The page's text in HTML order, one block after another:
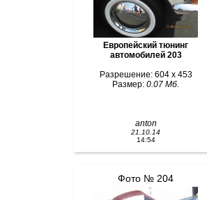
Европейский тюнинг
автомобилей 203
Разрешение: 604 x 453
Размер: 0.07 Мб.
anton
21.10.14
14:54
Фото № 204